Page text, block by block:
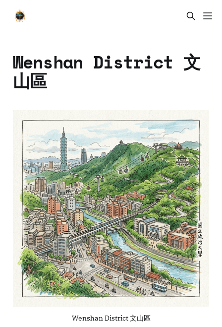
Wenshan District 文
山區
Wenshan District 文山區